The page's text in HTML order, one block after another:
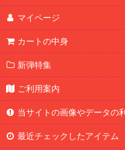
マイページ
カートの中身
新弾特集
ご利用案内
当サイトの画像やデータの
最近チェックしたアイテム